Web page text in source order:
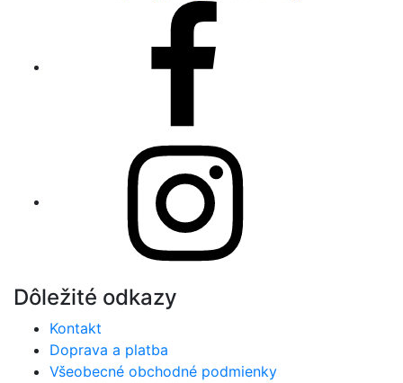
Dôležité odkazy
Kontakt
Doprava a platba
Všeobecné obchodné podmienky